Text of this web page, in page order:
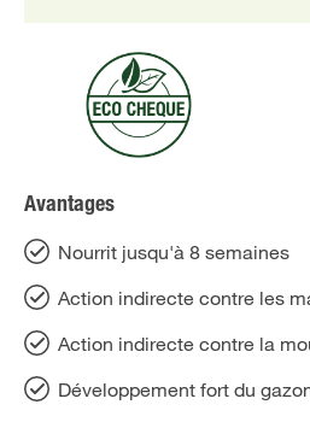
Avantages
Nourrit jusqu'à 8 semaines
Action indirecte contre les
Action indirecte contre la
Développement fort du